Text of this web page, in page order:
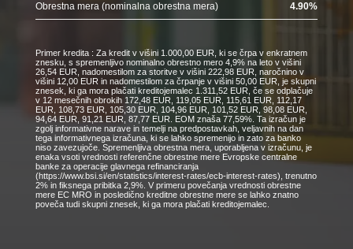
Obrestna mera (nominalna obrestna mera) 4.90%
Primer kredita : Za kredit v višini 1.000,00 EUR, ki se črpa v enkratnem
znesku, s spremenljivo nominalno obrestno mero 4,9% na leto v višini
26,54 EUR, nadomestilom za storitve v višini 222,98 EUR, naročnino v
višini 12,00 EUR in nadomestilom za črpanje v višini 50,00 EUR, je skupni
znesek, ki ga mora plačati kreditojemalec 1.311,52 EUR, če se odplačuje
v 12 mesečnih obrokih 172,48 EUR, 119,05 EUR, 115,61 EUR, 112,17
EUR, 108,73 EUR, 105,30 EUR, 104,96 EUR, 101,52 EUR, 98,08 EUR,
94,64 EUR, 91,21 EUR, 87,77 EUR. EOM znaša 77,59%. Ta izračun je
zgolj informativne narave in temelji na predpostavkah, veljavnih na dan
tega informativnega izračuna, ki se lahko spremenijo in zato za banko
niso zavezujoče. Spremenljiva obrestna mera, uporabljena v izračunu, je
enaka vsoti vrednosti referenčne obrestne mere Evropske centralne
banke za operacije glavnega refinanciranja
(https://www.bsi.si/en/statistics/interest-rates/ecb-interest-rates), trenutno
2% in fiksnega pribitka 2,9%. V primeru povečanja vrednosti obrestne
mere EC MRO in posledično kreditne obrestne mere se lahko znatno
poveča tudi skupni znesek, ki ga mora plačati kreditojemalec.